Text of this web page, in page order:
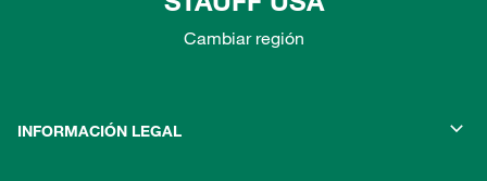
Cambiar región
INFORMACIÓN LEGAL